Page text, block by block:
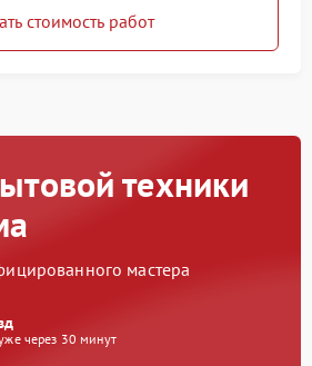
стоимость работ
техники
мастера
через 30 минут